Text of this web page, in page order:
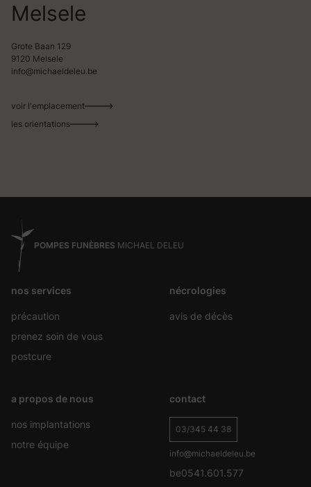
Melsele
Grote Baan 129
9120 Melsele
info@michaeldeleu.be
voir l'emplacement
les orientations
POMPES FUNÈBRES MICHAEL DELEU
nos services
précaution
prenez soin de vous
postcure
nécrologies
avis de décès
a propos de nous
nos implantations
notre équipe
contact
03/345 44 38
info@michaeldeleu.be
be0541.601.577